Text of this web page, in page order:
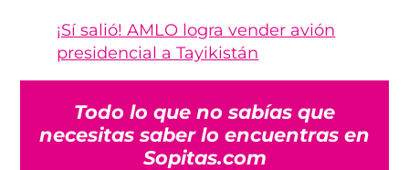
¡Sí salió! AMLO logra vender avión
presidencial a Tayikistán
Todo lo que no sabías que
necesitas saber lo encuentras en
Sopitas.com